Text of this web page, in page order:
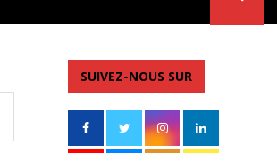
SUIVEZ-NOUS SUR